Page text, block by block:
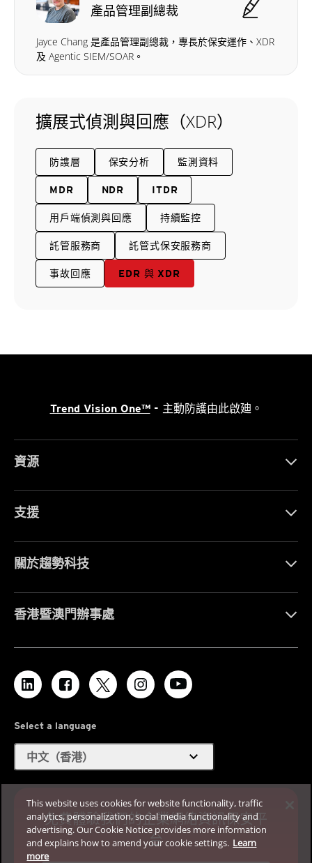
產品管理副總裁
Jayce Chang 是產品管理副總裁，專長於保安運作、XDR
及 Agentic SIEM/SOAR。
擴展式偵測與回應（XDR）
防謢層 保安分析 監測資料
MDR NDR ITDR
用戶端偵測與回應 持續監控
託管服務商 託管式保安服務商
事故回應 EDR 與 XDR
Trend Vision One™- 主動防護由此啟廸。
資源
支援
關於趨勢科技
香港暨澳門辦事處
Select a language
中文（香港） expand_more
免費體驗我們的企業網絡資訊保安平
台
This website uses cookies for website functionality, traffic
analytics, personalization, social media functionality and
advertising. Our Cookie Notice provides more information
and explains how to amend your cookie settings. Learn
more